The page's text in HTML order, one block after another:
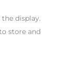
display.
store and